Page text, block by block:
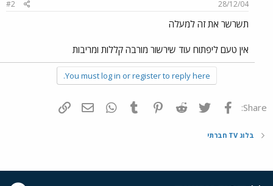
28/12/04
#2
תשרשר את זה למעלה
אין טעם ליפתוח עוד שירשור מורבה קללות ומריבות
You must log in or register to reply here.
Share: פייסבוק Twitter
Reddit
Pinterest
Tumblr
WhatsAppדואר אלקטרוני
בלוג TV חברתי